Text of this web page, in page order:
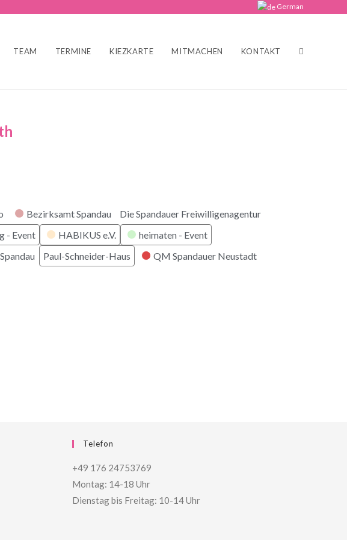
German
TEAM TERMINE KIEZKARTE MITMACHEN KONTAKT
Bezirksamt Spandau
Die Spandauer Freiwilligenagentur
- Event HABIKUS e.V.
heimaten - Event
Paul-Schneider-Haus
QM Spandauer Neustadt
Telefon
+49 176 24753769
Montag: 14-18 Uhr
Dienstag bis Freitag: 10-14 Uhr